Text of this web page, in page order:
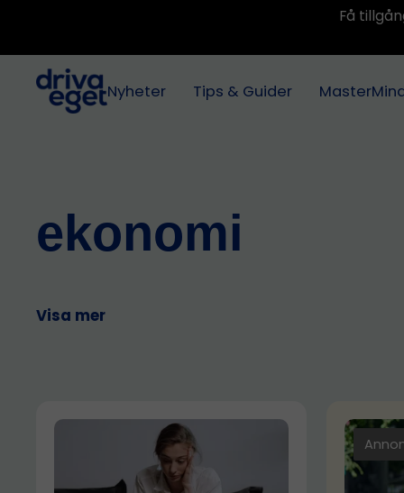
Få
Nyheter Tips & Guider
ekonomi
Visa mer